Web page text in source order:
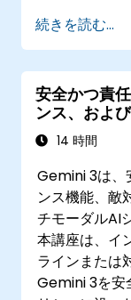
続きを読む...
安全かつ責
ンス、およ
策 14 時間
Gemini 3は、
ンス機能、敵
チモーダルAI
本講座は、イ
ラインまたは
Gemini 3を安